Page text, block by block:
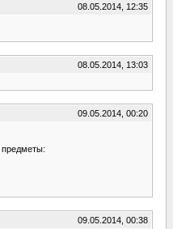
08.05.2014, 12:35
08.05.2014, 13:03
09.05.2014, 00:20
предметы:
09.05.2014, 00:38